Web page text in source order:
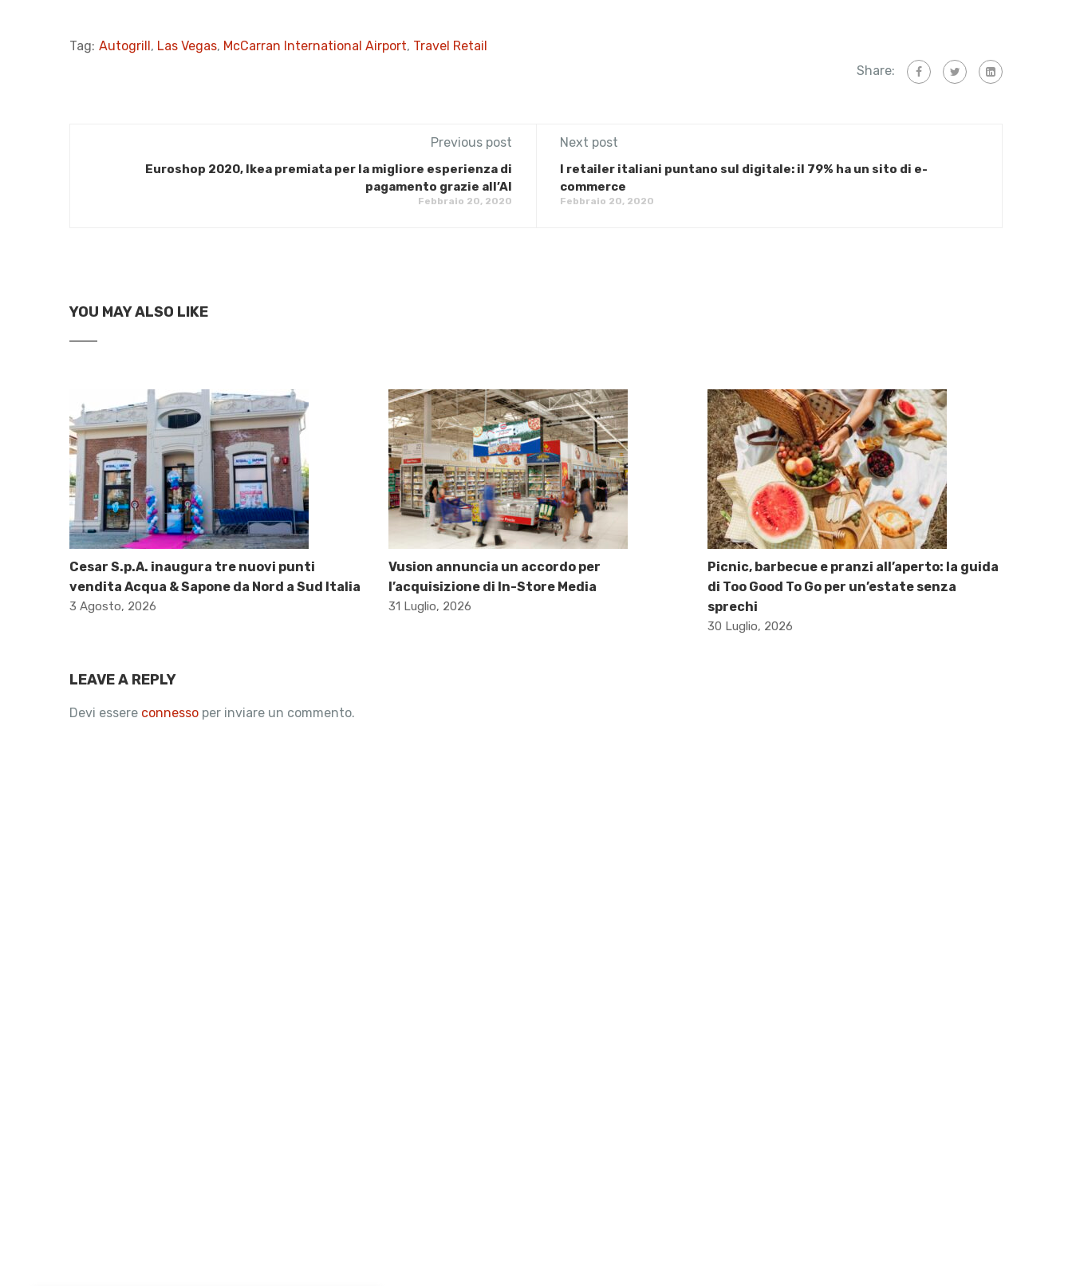
Tag: Autogrill, Las Vegas, McCarran International Airport, Travel Retail
Share:
Previous post
Euroshop 2020, Ikea premiata per la migliore esperienza di
pagamento grazie all’AI
Febbraio 20, 2020
Next post
I retailer italiani puntano sul digitale: il 79% ha un sito di e-
commerce
Febbraio 20, 2020
YOU MAY ALSO LIKE
Cesar S.p.A. inaugura tre nuovi punti
vendita Acqua & Sapone da Nord a Sud Italia
3 Agosto, 2026
Vusion annuncia un accordo per
l’acquisizione di In-Store Media
31 Luglio, 2026
Picnic, barbecue e pranzi all’aperto: la guida
di Too Good To Go per un’estate senza
sprechi
30 Luglio, 2026
LEAVE A REPLY
Devi essere connesso per inviare un commento.